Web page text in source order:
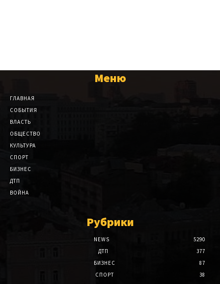
Меню
ГЛАВНАЯ
СОБЫТИЯ
ВЛАСТЬ
ОБЩЕСТВО
КУЛЬТУРА
СПОРТ
БИЗНЕС
ДТП
ВОЙНА
Рубрики
NEWS
5290
ДТП
377
БИЗНЕС
87
СПОРТ
38